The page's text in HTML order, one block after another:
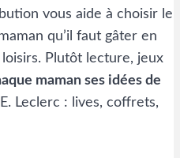
vous aide à choisir le
qu’il faut gâter en
Plutôt lecture, jeux
maman ses idées de
Leclerc : lives, coffrets,